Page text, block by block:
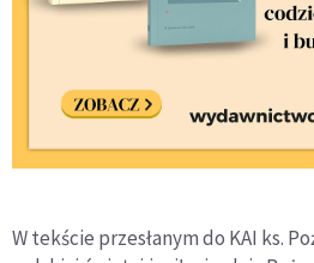
W tekście przesłanym do KAI ks.